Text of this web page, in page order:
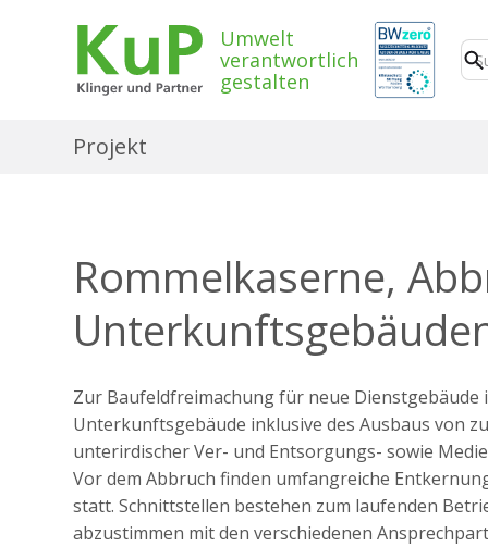
Umwelt
verantwortlich
gestalten
Projekt
Rommelkaserne,
Zur Baufeldfreimachung für neue
Unterkunftsgebäude inklusive des Ausbaus von
unterirdischer Ver- und Entsorgungs- sowie
Vor dem Abbruch finden umfangreiche
statt. Schnittstellen bestehen zum laufenden
abzustimmen mit den verschiedenen